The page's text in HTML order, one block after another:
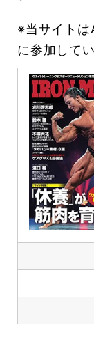
※当サイト
に参加して